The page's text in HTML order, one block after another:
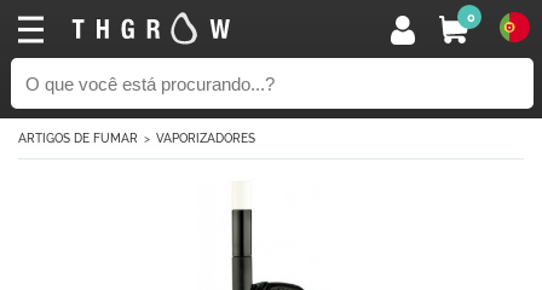
0
ARTIGOS DE FUMAR VAPORIZADORES